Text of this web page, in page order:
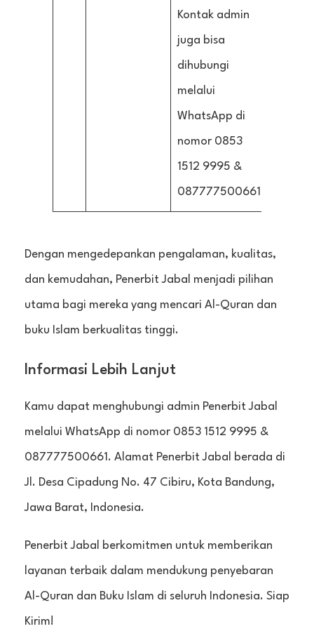
Kontak admin
juga bisa
dihubungi
melalui
WhatsApp di
nomor 0853
1512 9995 &
087777500661.
Dengan mengedepankan pengalaman, kualitas,
dan kemudahan, Penerbit Jabal menjadi pilihan
utama bagi mereka yang mencari Al-Quran dan
buku Islam berkualitas tinggi.
Informasi Lebih Lanjut
Kamu dapat menghubungi admin Penerbit Jabal
melalui WhatsApp di nomor 0853 1512 9995 &
087777500661. Alamat Penerbit Jabal berada di
Jl. Desa Cipadung No. 47 Cibiru, Kota Bandung,
Jawa Barat, Indonesia.
Penerbit Jabal berkomitmen untuk memberikan
layanan terbaik dalam mendukung penyebaran
Al-Quran dan Buku Islam di seluruh Indonesia. Siap
Kirim!